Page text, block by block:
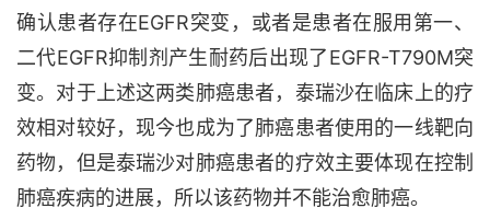
确认患者存在EGFR突变，或者是患者在服用第一、
二代EGFR抑制剂产生耐药后出现了EGFR-T790M突
变。对于上述这两类肺癌患者，泰瑞沙在临床上的疗
效相对较好，现今也成为了肺癌患者使用的一线靶向
药物，但是泰瑞沙对肺癌患者的疗效主要体现在控制
肺癌疾病的进展，所以该药物并不能治愈肺癌。